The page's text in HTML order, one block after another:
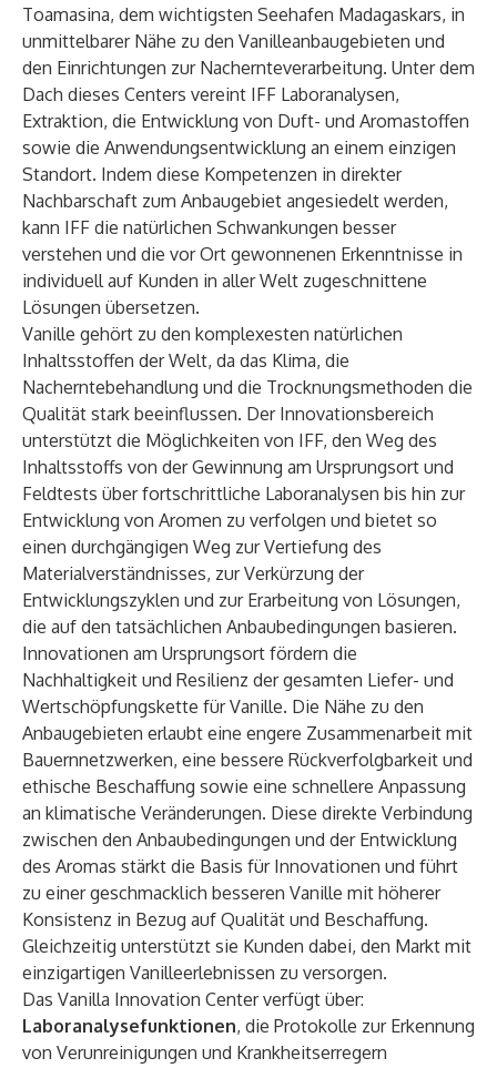
Toamasina, dem wichtigsten Seehafen Madagaskars, in
unmittelbarer Nähe zu den Vanilleanbaugebieten und
den Einrichtungen zur Nachernteverarbeitung. Unter dem
Dach dieses Centers vereint IFF Laboranalysen,
Extraktion, die Entwicklung von Duft- und Aromastoffen
sowie die Anwendungsentwicklung an einem einzigen
Standort. Indem diese Kompetenzen in direkter
Nachbarschaft zum Anbaugebiet angesiedelt werden,
kann IFF die natürlichen Schwankungen besser
verstehen und die vor Ort gewonnenen Erkenntnisse in
individuell auf Kunden in aller Welt zugeschnittene
Lösungen übersetzen.
Vanille gehört zu den komplexesten natürlichen
Inhaltsstoffen der Welt, da das Klima, die
Nacherntebehandlung und die Trocknungsmethoden die
Qualität stark beeinflussen. Der Innovationsbereich
unterstützt die Möglichkeiten von IFF, den Weg des
Inhaltsstoffs von der Gewinnung am Ursprungsort und
Feldtests über fortschrittliche Laboranalysen bis hin zur
Entwicklung von Aromen zu verfolgen und bietet so
einen durchgängigen Weg zur Vertiefung des
Materialverständnisses, zur Verkürzung der
Entwicklungszyklen und zur Erarbeitung von Lösungen,
die auf den tatsächlichen Anbaubedingungen basieren.
Innovationen am Ursprungsort fördern die
Nachhaltigkeit und Resilienz der gesamten Liefer- und
Wertschöpfungskette für Vanille. Die Nähe zu den
Anbaugebieten erlaubt eine engere Zusammenarbeit mit
Bauernnetzwerken, eine bessere Rückverfolgbarkeit und
ethische Beschaffung sowie eine schnellere Anpassung
an klimatische Veränderungen. Diese direkte Verbindung
zwischen den Anbaubedingungen und der Entwicklung
des Aromas stärkt die Basis für Innovationen und führt
zu einer geschmacklich besseren Vanille mit höherer
Konsistenz in Bezug auf Qualität und Beschaffung.
Gleichzeitig unterstützt sie Kunden dabei, den Markt mit
einzigartigen Vanilleerlebnissen zu versorgen.
Das Vanilla Innovation Center verfügt über:
Laboranalysefunktionen, die Protokolle zur Erkennung
von Verunreinigungen und Krankheitserregern